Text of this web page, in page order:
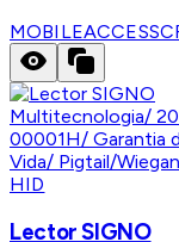
HID
Lector SIGNO